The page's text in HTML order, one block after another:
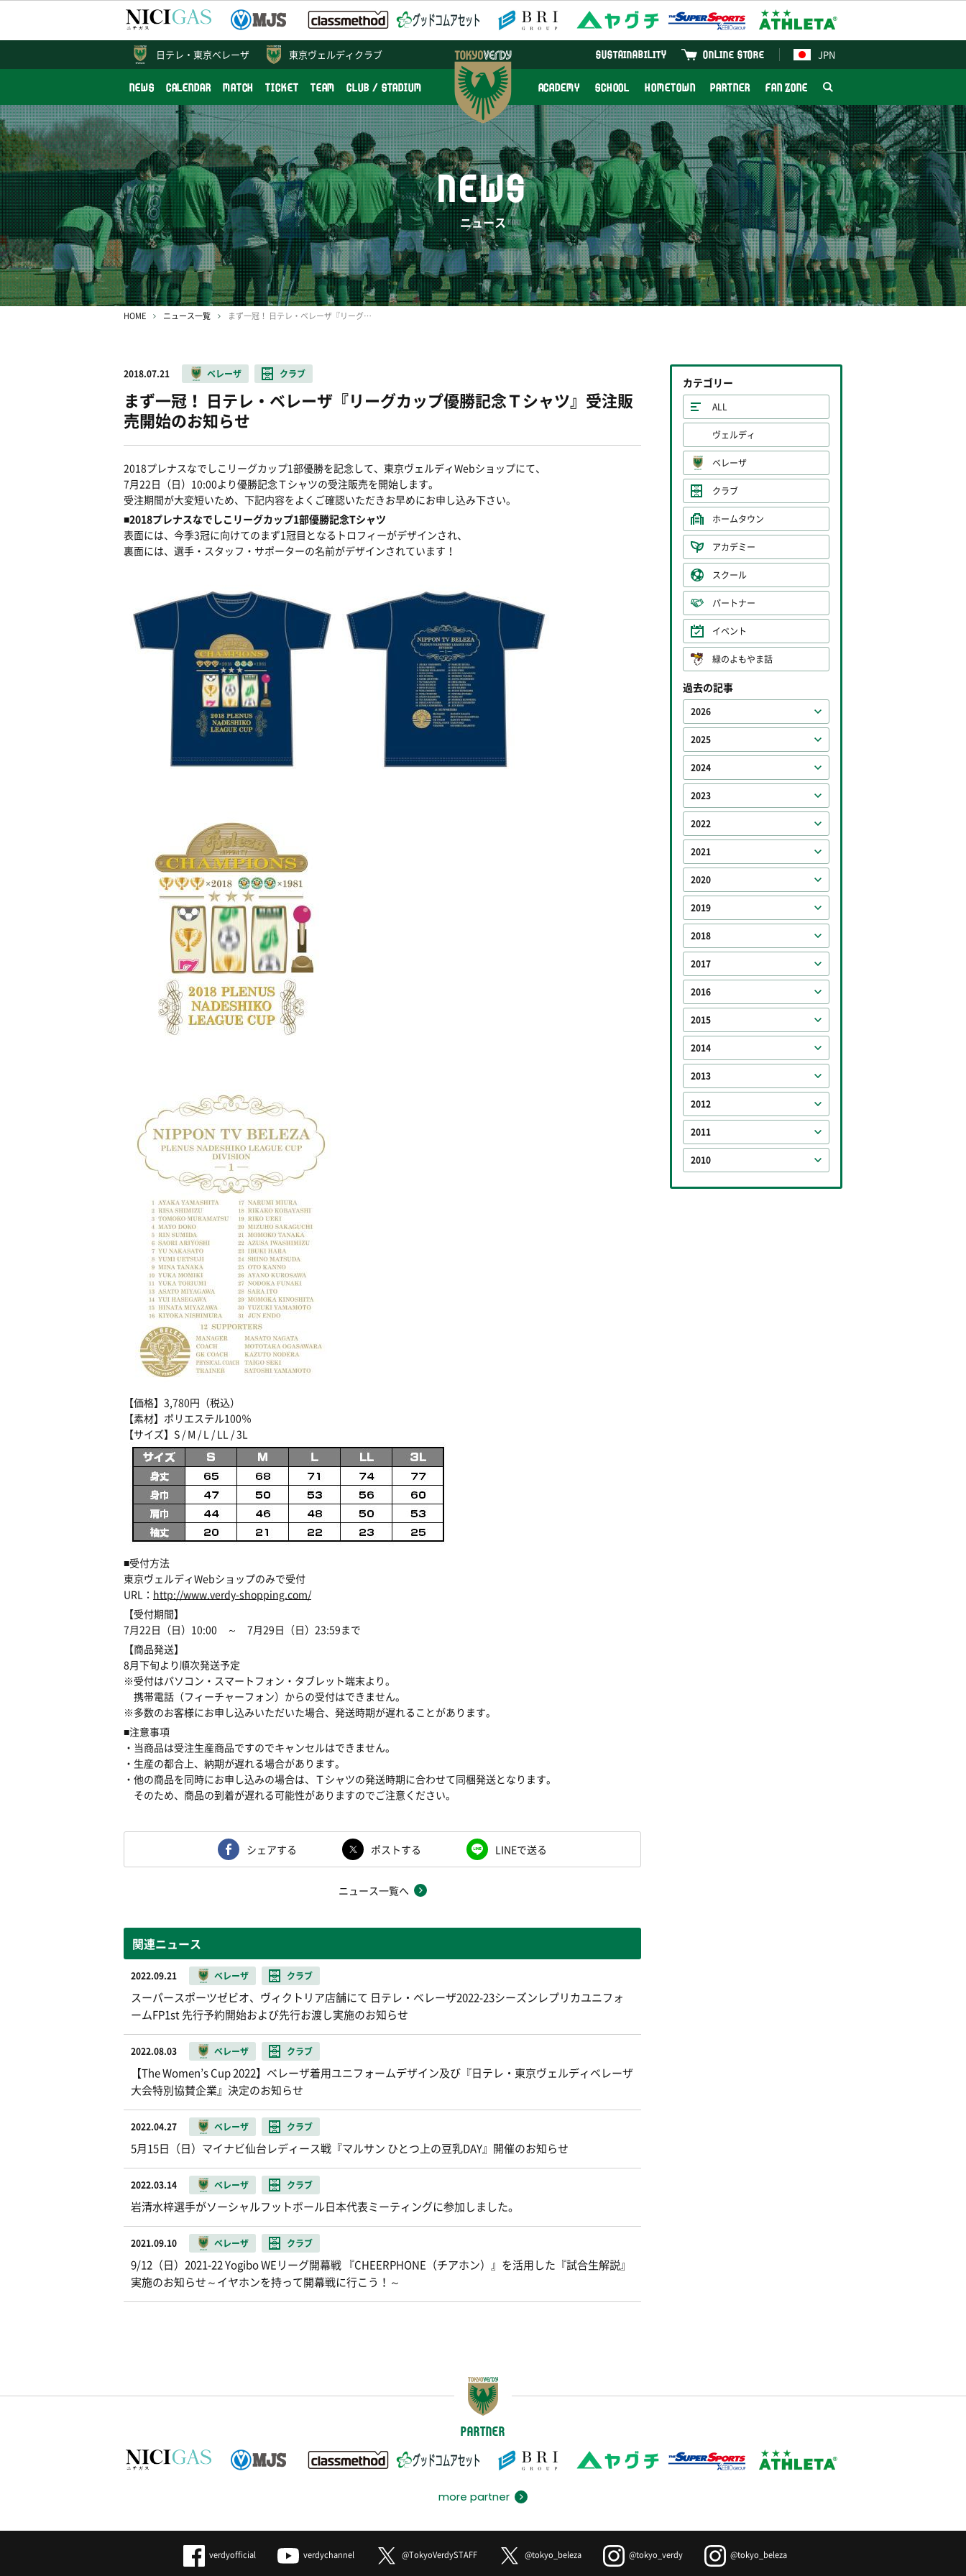
東京ヴェルディクラブ JPN
ONLINE STORE
SUSTAINABILITY
NEWS CALENDAR MATCH TICKET TEAM CLUB / STADIUM ACADEMY SCHOOL HOMETOWN PARTNER FAN ZONE
日テレ・ 東京ベレーザ
NEWS
ニュース
HOME ニュース一覧 まず一冠！ 日テレ・ベレーザ『リーグカップ優勝記念Ｔシャツ』受注販売開始のお知らせ
2018.07.21 ベレーザ クラブ
まず一冠！ 日テレ・ベレーザ『リーグカップ優勝記念Ｔシャツ』受注販
売開始のお知らせ
2018プレナスなでしこリーグカップ1部優勝を記念して、東京ヴェルディWebショップにて、
7月22日（日）10:00より優勝記念Ｔシャツの受注販売を開始します。
受注期間が大変短いため、下記内容をよくご確認いただきお早めにお申し込み下さい。
■2018プレナスなでしこリーグカップ1部優勝記念Tシャツ
表面には、今季3冠に向けてのまず1冠目となるトロフィーがデザインされ、
裏面には、選手・スタッフ・サポーターの名前がデザインされています！
【価格】3,780円（税込）
【素材】ポリエステル100％
【サイズ】S / M / L / LL / 3L
■受付方法
東京ヴェルディWebショップのみで受付
URL： http://www.verdy-shopping.com/
【受付期間】
7月22日（日）10:00 ～ 7月29日（日）23:59まで
【商品発送】
8月下旬より順次発送予定
※受付はパソコン・スマートフォン・タブレット端末より。
携帯電話（フィーチャーフォン）からの受付はできません。
※多数のお客様にお申し込みいただいた場合、発送時期が遅れることがあります。
■注意事項
・当商品は受注生産商品ですのでキャンセルはできません。
・生産の都合上、納期が遅れる場合があります。
・他の商品を同時にお申し込みの場合は、Ｔシャツの発送時期に合わせて同梱発送となります。
そのため、商品の到着が遅れる可能性がありますのでご注意ください。
シェアする ポストする LINEで送る
ニュース一覧へ
関連ニュース
2022.09.21 ベレーザ クラブ
スーパースポーツゼビオ、ヴィクトリア店舗にて 日テレ・ベレーザ2022-23シーズンレプリカユニフォ
ームFP1st 先行予約開始および先行お渡し実施のお知らせ
2022.08.03 ベレーザ クラブ
【The Women’s Cup 2022】ベレーザ着用ユニフォームデザイン及び『日テレ・東京ヴェルディベレーザ
大会特別協賛企業』決定のお知らせ
2022.04.27 ベレーザ クラブ
5月15日（日）マイナビ仙台レディース戦『マルサン ひとつ上の豆乳DAY』開催のお知らせ
2022.03.14 ベレーザ クラブ
岩清水梓選手がソーシャルフットボール日本代表ミーティングに参加しました。
2021.09.10 ベレーザ クラブ
9/12（日）2021-22 Yogibo WEリーグ開幕戦 『CHEERPHONE（チアホン）』を活用した『試合生解説』
実施のお知らせ～イヤホンを持って開幕戦に行こう！～
カテゴリー
ALL
ヴェルディ
ベレーザ
クラブ
ホームタウン
アカデミー
スクール
パートナー
イベント
緑のよもやま話
過去の記事
2026
2025
2024
2023
2022
2021
2020
2019
2018
2017
2016
2015
2014
2013
2012
2011
2010
PARTNER
more partner
verdyofficial verdychannel @TokyoVerdySTAFF @tokyo_beleza @tokyo_verdy @tokyo_beleza